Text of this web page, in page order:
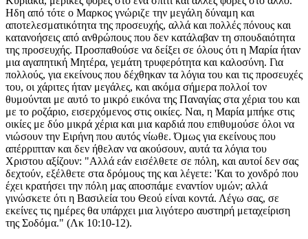
Ηδη από τότε ο Μαρκος γνώριζε την μεγάλη δύναμη και
αποτελεσματικότητα της προσευχής, αλλά και πολλές πόνους και
κατανοήσεις από ανθρώπους που δεν κατάλαβαν τη σπουδαιότητα
της προσευχής. Προσπαθούσε να δείξει σε όλους ότι η Μαρία ήταν
μια αγαπητική Μητέρα, γεμάτη τρυφερότητα και καλοσύνη. Για
πολλούς, για εκείνους που δέχθηκαν τα λόγια του και τις προσευχές
του, οι χάριτες ήταν μεγάλες, και ακόμα σήμερα πολλοί τον
θυμούνται με αυτό το μικρό εικόνα της Παναγίας στα χέρια του και
με το ροζάριο, εισερχόμενος στις οικίες. Ναι, η Μαρία μπήκε στις
οικίες με δύο μικρά χέρια και μια καρδιά που επιθυμούσε όλοι να
νιώσουν την Ειρήνη που αυτός νίωθε. Όμως για εκείνους που
απέρριπταν και δεν ήθελαν να ακούσουν, αυτά τα λόγια του
Χριστου αξίζουν: "Αλλά εάν εισέλθετε σε πόλη, και αυτοί δεν σας
δεχτούν, εξέλθετε στα δρόμους της και λέγετε: 'Και το χονδρό που
έχει κρατήσει την πόλη μας αποσπάμε εναντίον υμών; αλλά
γινώσκετε ότι η Βασιλεία του Θεού είναι κοντά. Λέγω σας, σε
εκείνες τις ημέρες θα υπάρχει μια λιγότερο αυστηρή μεταχείριση
της Σοδόμα." (Λκ 10:10-12).